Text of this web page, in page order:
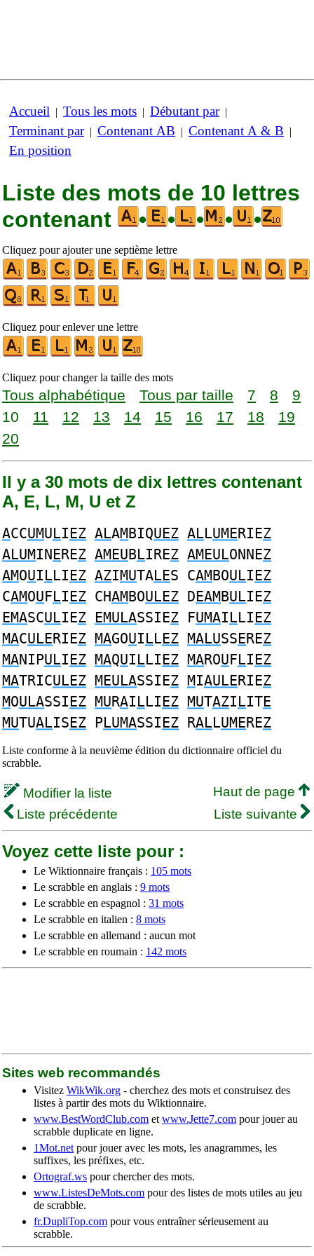
Accueil | Tous les mots | Débutant par|
Terminant par| Contenant AB | Contenant A & B |
En position
Liste des mots de 10 lettres
contenant
• • • • •
Cliquez pour ajouter une septième lettre
Cliquez pour enlever une lettre
Cliquez pour changer la taille des mots
Tous alphabétique Tous par taille 7 8
9
10
11 12 13 14 15 16 17 18
19
20
Il y a 30 mots de dix lettres contenant
A, E, L, M, U et Z
ACCUMULIEZ ALAMBIQUEZ ALLUMERIEZ
ALUMINEREZ AMEUBLIREZ AMEULONNEZ
AMOUILLIEZ AZIMUTALES CAMBOULIEZ
CAMOUFLIEZ CHAMBOULEZ DEAMBULIEZ
EMASCULIEZ EMULASSIEZ FUMAILLIEZ
MACULERIEZ MAGOUILLEZ MALUSSEREZ
MANIPULIEZ MAQUILLIEZ MAROUFLIEZ
MATRICULEZ MEULASSIEZ MIAULERIEZ
MOULASSIEZ MURAILLIEZ MUTAZILITE
MUTUALISEZ PLUMASSIEZ RALLUMEREZ
Liste conforme à la neuvième édition du dictionnaire officiel du
scrabble.
Modifier la liste
Haut de page
Liste précédente
Liste suivante
Voyez cette liste pour :
Le Wiktionnaire français : 105 mots
Le scrabble en anglais : 9 mots
Le scrabble en espagnol : 31 mots
Le scrabble en italien : 8 mots
Le scrabble en allemand : aucun mot
Le scrabble en roumain : 142 mots
Sites web recommandés
Visitez WikWik.org - cherchez des mots et construisez des
listes à partir des mots du Wiktionnaire.
www.BestWordClub.com et www.Jette7.com pour jouer au
scrabble duplicate en ligne.
1Mot.net pour jouer avec les mots, les anagrammes, les
suffixes, les préfixes, etc.
Ortograf.ws pour chercher des mots.
www.ListesDeMots.com pour des listes de mots utiles au jeu
de scrabble.
fr.DupliTop.com pour vous entraîner sérieusement au
scrabble.